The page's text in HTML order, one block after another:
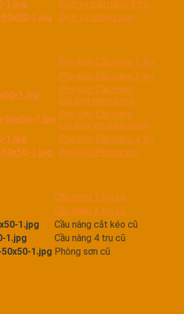
Dịch vụ cầu nâng 4 trụ
Dịch vụ phòng sơn
Phụ kiện Cầu nâng 1 trụ
Phụ kiện Cầu nâng 2 trụ
Phụ kiện Cầu nâng
cắt kéo nâng bụng
Phụ kiện Cầu nâng
cắt kéo lớn nâng bánh
Phụ kiện Cầu nâng 4 trụ
Phụ kiện Phòng sơn
Cầu nâng 1 trụ cũ
Cầu nâng 2 trụ cũ
Cầu nâng cắt kéo cũ
Cầu nâng 4 trụ cũ
Phòng sơn cũ